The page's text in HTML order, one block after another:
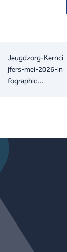
Jeugdzorg-Kernci
jfers-mei-2026-In
fographic...